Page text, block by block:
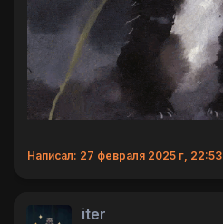
Написал: 27 февраля 2025 г, 22:53
iter